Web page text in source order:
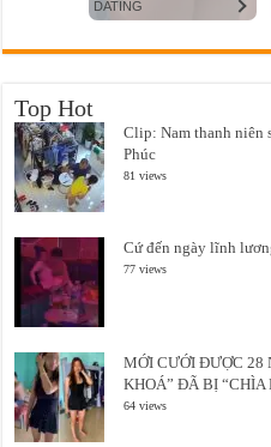
Top Hot
Clip: Nam thanh niên
Phúc
81 views
Cứ đến ngày lĩnh
77 views
MỚI CƯỚI ĐƯỢC 28
KHOÁ” ĐÃ BỊ
64 views